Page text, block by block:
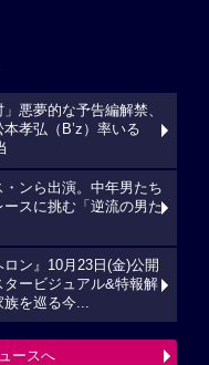
」悪夢的な予告編解禁、
孝弘（B’z）率いる
・ンら出演。中年男たち
ースに挑む「逆流の男た
ロン』10月23日(金)公開
タービジュアル&特報解
を巡る今...
ースへ